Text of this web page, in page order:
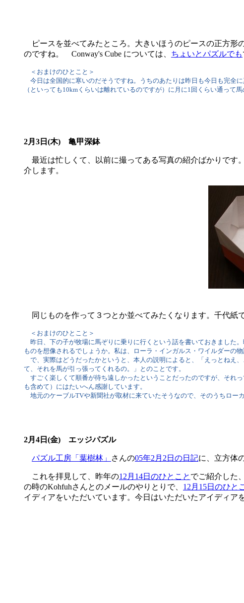
ピースを並べてみたところ。大きいほうのピースの正方
のですね。 Conway's Cube については、 ちょいとパズルでも
＜おまけのひとこと＞
今日は全国的に寒いのだそうですね。うちのあたりは昨日も今日も完全
（といっても10kmくらいは離れているのですが）に月に1回くらい通って
2月3日(木) 亀甲深鉢
最近は忙しくて、以前に撮ってある写真の紹介ばかりです
介します。
同じものを作って３つとか並べてみたくなります。千代紙
＜おまけのひとこと＞
昨日、下の子が牧場に馬ぞりに乗りに行くという話を書いておきました
ものを想像されるでしょうか。私は、ローラ・インガルス・ワイルダーの
で、実際はどうだったかというと、本人の説明によると、「えっとねえ
て、それを馬が引っ張ってくれるの。」とのことです。
すごく楽しくて順番が待ち遠しかったということだったのですが、それ
も含めて）にはたいへん感謝しています。
地元のケーブルTVや新聞社が取材に来ていたそうなので、そのうちロー
2月4日(金) エッジパズル
パズル工房「葉樹林」 さんの05年2月2日の日記に、立方体
これを拝見して、昨年の12月14日のひとこと でご紹介した、
の時のKohfuhさんとのメールのやりとりで、 12月15日のひと
イディアをいただいています。今日はいただいたアイディア